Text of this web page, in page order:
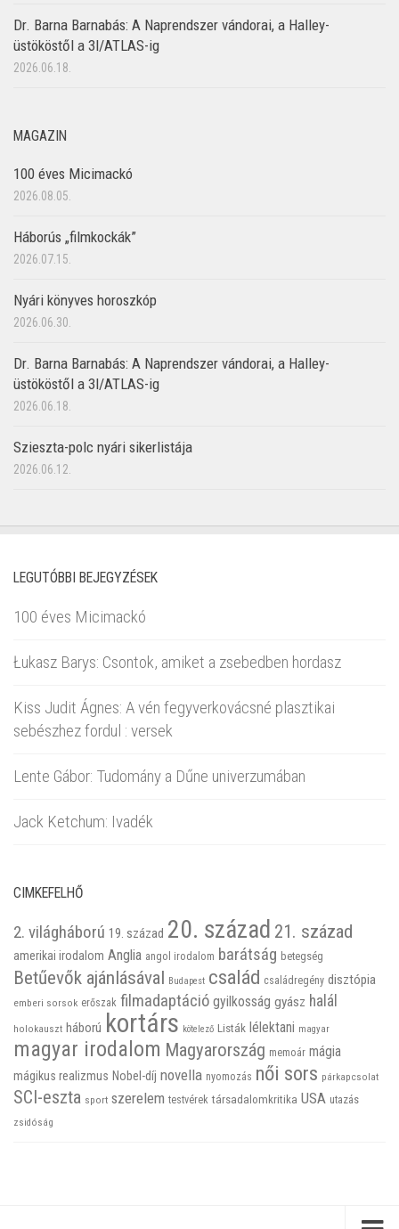
Dr. Barna Barnabás: A Naprendszer vándorai, a Halley-
üstököstől a 3I/ATLAS-ig
2026.06.18.
MAGAZIN
100 éves Micimackó
2026.08.05.
Háborús „filmkockák”
2026.07.15.
Nyári könyves horoszkóp
2026.06.30.
Dr. Barna Barnabás: A Naprendszer vándorai, a Halley-
üstököstől a 3I/ATLAS-ig
2026.06.18.
Szieszta-polc nyári sikerlistája
2026.06.12.
LEGUTÓBBI BEJEGYZÉSEK
100 éves Micimackó
Łukasz Barys: Csontok, amiket a zsebedben hordasz
Kiss Judit Ágnes: A vén fegyverkovácsné plasztikai
sebészhez fordul : versek
Lente Gábor: Tudomány a Dűne univerzumában
Jack Ketchum: Ivadék
CIMKEFELHŐ
2. világháború 19. század 20. század 21. század
amerikai irodalom Anglia angol irodalom barátság betegség
Betűevők ajánlásával Budapest család családregény disztópia
emberi sorsok erőszak filmadaptáció gyilkosság gyász halál
holokauszt háború kortárs kötelező Listák lélektani magyar
magyar irodalom Magyarország memoár mágia
mágikus realizmus Nobel-díj novella nyomozás női sors párkapcsolat
SCI-eszta sport szerelem testvérek társadalomkritika USA utazás
zsidóság